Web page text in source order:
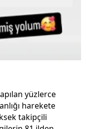
yüzlerce
harekete
takipçili